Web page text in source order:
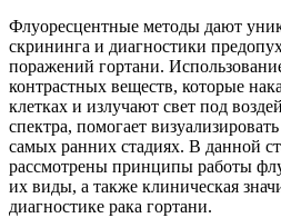
Флуоресцентные методы дают
скрининга и диагностики
поражений гортани.
контрастных веществ, которые
клетках и излучают свет под
спектра, помогает
самых ранних стадиях. В данной
рассмотрены принципы работы
их виды, а также клиническая
диагностике рака гортани.